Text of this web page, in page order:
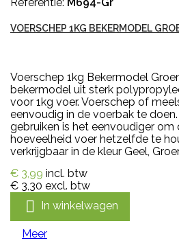
VOERSCHEP 1KG BEKERMODEL
Voerschep 1kg Bekermodel
bekermodel uit sterk
voor 1kg voer. Voerschep of
eenvoudig in de voerbak te
gebruiken is het eenvoudiger om
hoeveelheid voer hetzelfde te
verkrijgbaar in de kleur Geel,
€ 3,99 incl. btw
€ 3,30 excl. btw
 In winkelwagen
Meer